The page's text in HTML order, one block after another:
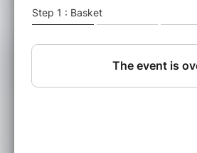
Du 7 au 16 Juin nous vous
découvrir autrement les
Sensibles du Département.
Animation tout public